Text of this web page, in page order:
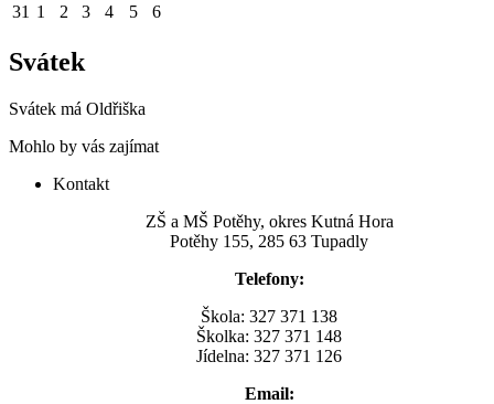
31 1 2 3 4 5 6
Svátek
Svátek má Oldřiška
Mohlo by vás zajímat
Kontakt
ZŠ a MŠ Potěhy, okres Kutná Hora
Potěhy 155, 285 63 Tupadly
Telefony:
Škola: 327 371 138
Školka: 327 371 148
Jídelna: 327 371 126
Email: